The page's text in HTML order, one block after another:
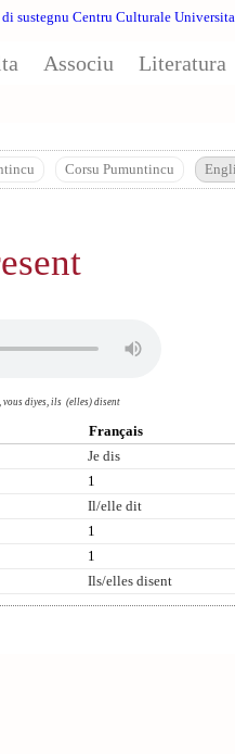
Associu Literatura
Corsu Pumuntincu
diyes, ils (elles) disent
Français
Je dis
1
Il/elle dit
1
1
Ils/elles disent